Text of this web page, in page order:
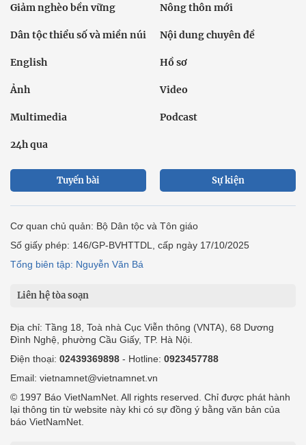
Giảm nghèo bền vững Nông thôn mới
Dân tộc thiểu số và miền núi Nội dung chuyên đề
English Hồ sơ
Ảnh Video
Multimedia Podcast
24h qua
Tuyến bài Sự kiện
Cơ quan chủ quản: Bộ Dân tộc và Tôn giáo
Số giấy phép: 146/GP-BVHTTDL, cấp ngày 17/10/2025
Tổng biên tập: Nguyễn Văn Bá
Liên hệ tòa soạn
Địa chỉ: Tầng 18, Toà nhà Cục Viễn thông (VNTA), 68 Dương
Đình Nghệ, phường Cầu Giấy, TP. Hà Nội.
Điện thoại: 02439369898 - Hotline: 0923457788
Email: vietnamnet@vietnamnet.vn
© 1997 Báo VietNamNet. All rights reserved. Chỉ được phát hành
lại thông tin từ website này khi có sự đồng ý bằng văn bản của
báo VietNamNet.